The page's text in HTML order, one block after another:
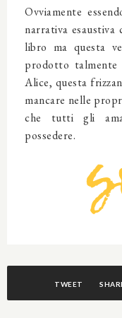
Ovviamente
narrativa
libro ma questa
prodotto
Alice, questa
mancare nelle
che tutti gli
possedere.
TWEET